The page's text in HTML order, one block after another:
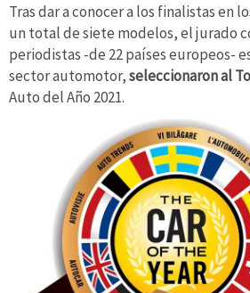
Tras dar a conocer a los finalistas en
un total de siete modelos, el jurado
periodistas -de 22 países europeos-
sector automotor,seleccionaron al
Auto del Año 2021.